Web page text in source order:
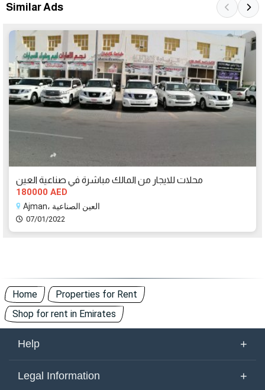
Similar Ads
محلات للايجار من المالك مباشرة في صناعية العين
180000 AED
Ajman، العين الصناعية
07/01/2022
Home
Properties for Rent
Shop for rent in Emirates
Help +
About Us
Legal Information +